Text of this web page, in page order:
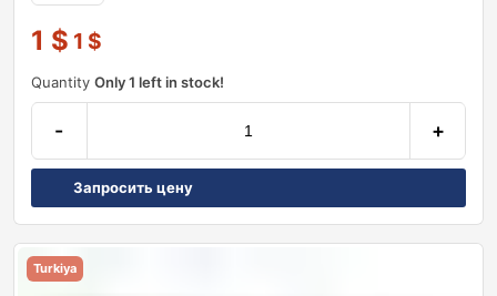
1 $ 1 $
Quantity Only 1 left in stock!
- +
Запросить цену
Turkiya